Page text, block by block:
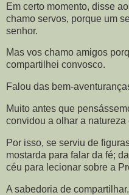
Em certo momento, disse
chamo servos, porque um
senhor.
Mas vos chamo amigos
compartilhei convosco.
Falou das bem-
Muito antes que
convidou a olhar a natureza
Por isso, se serviu de
mostarda para falar da fé;
céu para lecionar sobre a
A sabedoria de compartilhar.